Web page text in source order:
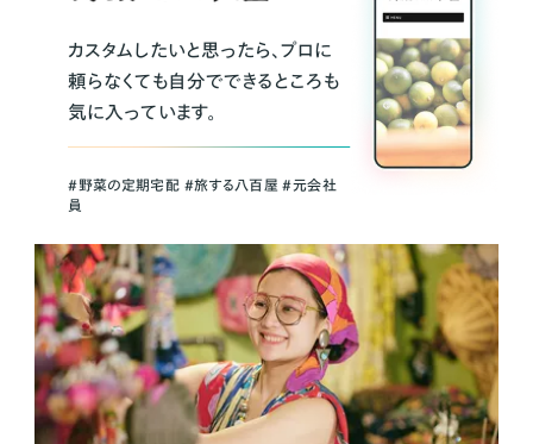
カスタムしたいと思ったら、プロに
頼らなくても自分でできるところも
気に入っています。
＃野菜の定期宅配 ＃旅する八百屋 ＃元会社
員